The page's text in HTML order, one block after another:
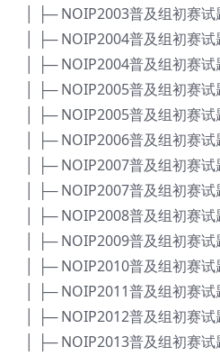
│ ├─ NOIP2003普及组初赛
│ ├─ NOIP2004普及组初赛
│ ├─ NOIP2004普及组初赛
│ ├─ NOIP2005普及组初赛
│ ├─ NOIP2005普及组初赛
│ ├─ NOIP2006普及组初赛
│ ├─ NOIP2007普及组初赛
│ ├─ NOIP2007普及组初赛
│ ├─ NOIP2008普及组初赛
│ ├─ NOIP2009普及组初赛
│ ├─ NOIP2010普及组初赛
│ ├─ NOIP2011普及组初赛
│ ├─ NOIP2012普及组初赛
│ ├─ NOIP2013普及组初赛